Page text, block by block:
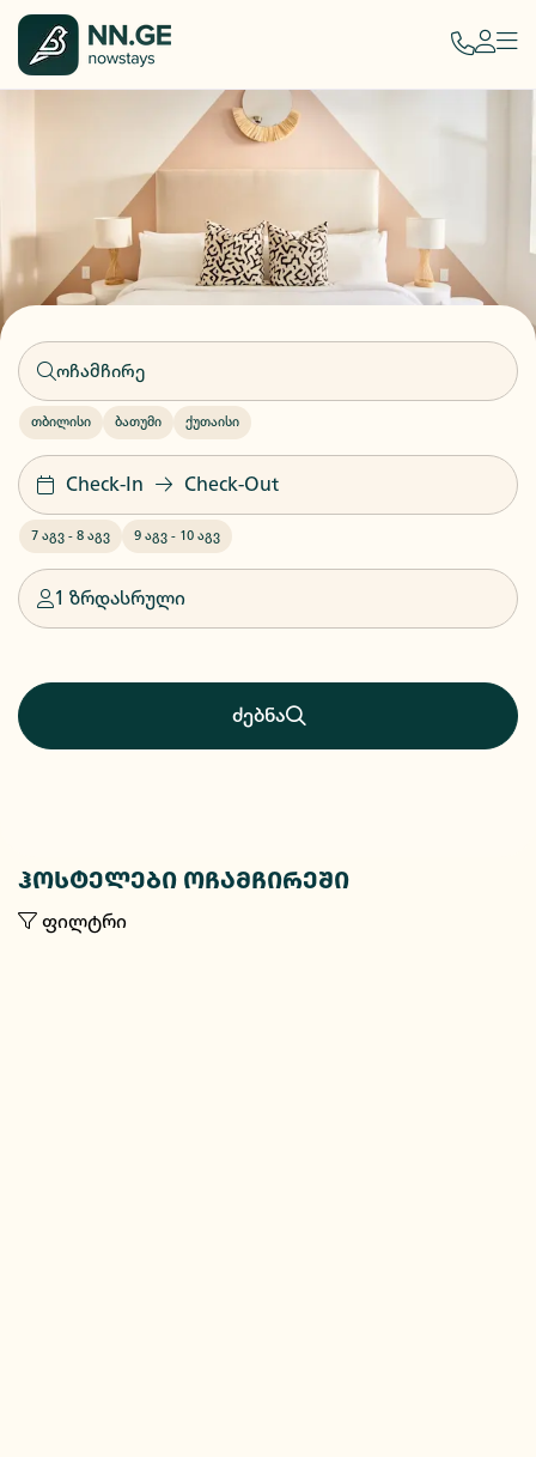
თბილისი ბათუმი ქუთაისი
Check-In Check-Out
7 აგვ - 8 აგვ 9 აგვ - 10 აგვ
1 ზრდასრული
ძებნა
ჰოსტელები ოჩამჩირეში
ფილტრი